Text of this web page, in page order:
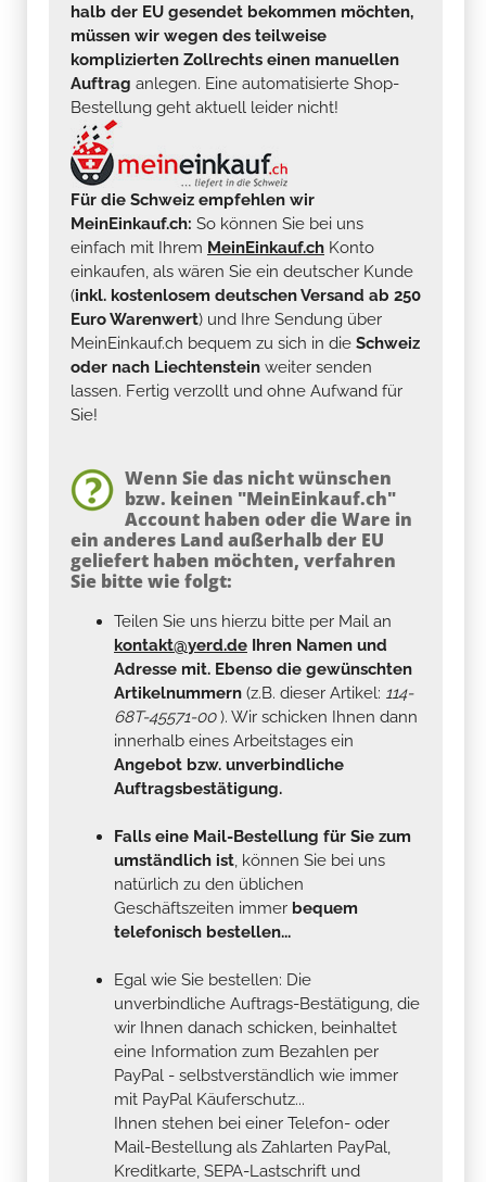
halb der EU gesendet bekommen möchten,
müssen wir wegen des teilweise
komplizierten Zollrechts einen manuellen
Auftrag anlegen. Eine automatisierte Shop-
Bestellung geht aktuell leider nicht!
Für die Schweiz empfehlen wir
MeinEinkauf.ch: So können Sie bei uns
einfach mit Ihrem MeinEinkauf.ch Konto
einkaufen, als wären Sie ein deutscher Kunde
(inkl. kostenlosem deutschen Versand ab 250
Euro Warenwert) und Ihre Sendung über
MeinEinkauf.ch bequem zu sich in die Schweiz
oder nach Liechtenstein weiter senden
lassen. Fertig verzollt und ohne Aufwand für
Sie!
Wenn Sie das nicht wünschen
bzw. keinen "MeinEinkauf.ch"
Account haben oder die Ware in
ein anderes Land außerhalb der EU
geliefert haben möchten, verfahren
Sie bitte wie folgt:
Teilen Sie uns hierzu bitte per Mail an
kontakt@yerd.de Ihren Namen und
Adresse mit. Ebenso die gewünschten
Artikelnummern (z.B. dieser Artikel: 114-
68T-45571-00). Wir schicken Ihnen dann
innerhalb eines Arbeitstages ein
Angebot bzw. unverbindliche
Auftragsbestätigung.
Falls eine Mail-Bestellung für Sie zum
umständlich ist, können Sie bei uns
natürlich zu den üblichen
Geschäftszeiten immer bequem
telefonisch bestellen...
Egal wie Sie bestellen: Die
unverbindliche Auftrags-Bestätigung, die
wir Ihnen danach schicken, beinhaltet
eine Information zum Bezahlen per
PayPal - selbstverständlich wie immer
mit PayPal Käuferschutz...
Ihnen stehen bei einer Telefon- oder
Mail-Bestellung als Zahlarten PayPal,
Kreditkarte, SEPA-Lastschrift und